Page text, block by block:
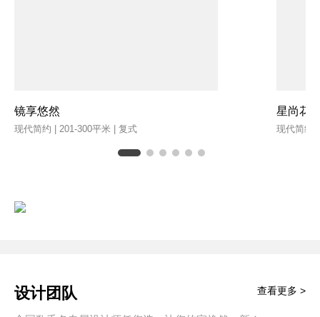
镜享悠然
现代简约 | 201-300平米 | 复式
星尚花
现代简约
设计团队 查看更多 >